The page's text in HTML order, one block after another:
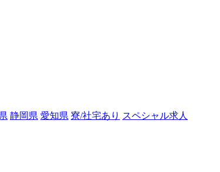
静岡県 愛知県 寮/社宅あり スペシャル求人